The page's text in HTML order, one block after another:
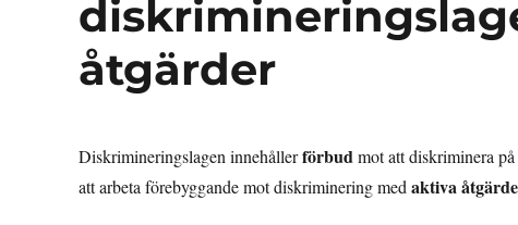
åtgärder
Diskrimineringslagen innehållerförbudmot att diskriminera
att arbeta förebyggande mot diskriminering med aktiva